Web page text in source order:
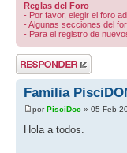
Reglas del Foro
- Por favor, elegir el foro
- Algunas secciones del
- Para el registro de
Publicar una
respuesta
Familia
porPisciDoc » 05 Feb
Hola a todos.